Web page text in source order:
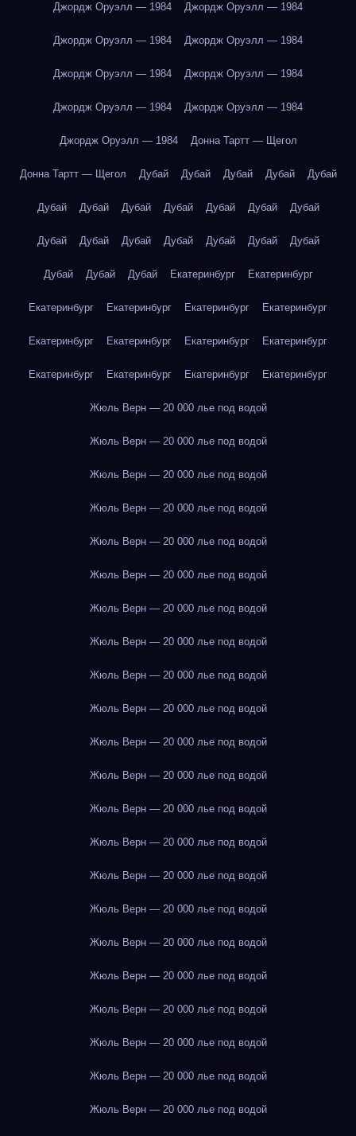
Джордж Оруэлл — 1984 Джордж Оруэлл — 1984
Джордж Оруэлл — 1984 Джордж Оруэлл — 1984
Джордж Оруэлл — 1984 Джордж Оруэлл — 1984
Джордж Оруэлл — 1984 Джордж Оруэлл — 1984
Джордж Оруэлл — 1984 Донна Тартт — Щегол
Донна Тартт — Щегол Дубай Дубай Дубай Дубай Дубай
Дубай Дубай Дубай Дубай Дубай Дубай Дубай
Дубай Дубай Дубай Дубай Дубай Дубай Дубай
Дубай Дубай Дубай Екатеринбург Екатеринбург
Екатеринбург Екатеринбург Екатеринбург Екатеринбург
Екатеринбург Екатеринбург Екатеринбург Екатеринбург
Екатеринбург Екатеринбург Екатеринбург Екатеринбург
Жюль Верн — 20 000 лье под водой
Жюль Верн — 20 000 лье под водой
Жюль Верн — 20 000 лье под водой
Жюль Верн — 20 000 лье под водой
Жюль Верн — 20 000 лье под водой
Жюль Верн — 20 000 лье под водой
Жюль Верн — 20 000 лье под водой
Жюль Верн — 20 000 лье под водой
Жюль Верн — 20 000 лье под водой
Жюль Верн — 20 000 лье под водой
Жюль Верн — 20 000 лье под водой
Жюль Верн — 20 000 лье под водой
Жюль Верн — 20 000 лье под водой
Жюль Верн — 20 000 лье под водой
Жюль Верн — 20 000 лье под водой
Жюль Верн — 20 000 лье под водой
Жюль Верн — 20 000 лье под водой
Жюль Верн — 20 000 лье под водой
Жюль Верн — 20 000 лье под водой
Жюль Верн — 20 000 лье под водой
Жюль Верн — 20 000 лье под водой
Жюль Верн — 20 000 лье под водой